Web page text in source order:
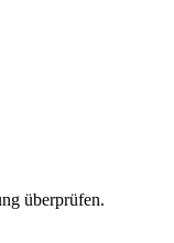
überprüfen.